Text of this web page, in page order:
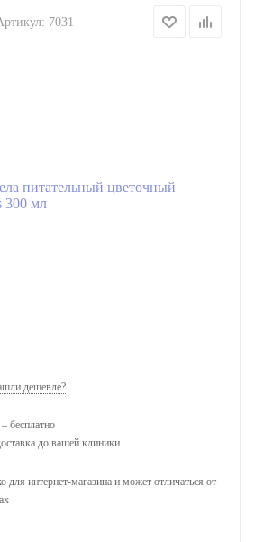
7031
дешевле?
бесплатно
до вашей клиники.
для интернет-магазина и может отличаться от